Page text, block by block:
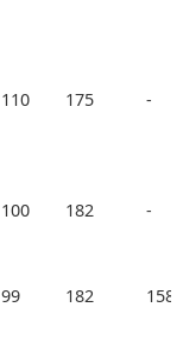
110 175 -
100 182 -
99 182